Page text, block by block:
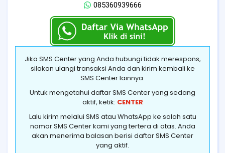
085360939666
Jika SMS Center yang Anda hubungi tidak merespons,
silakan ulangi transaksi Anda dan kirim kembali ke
SMS Center lainnya.
Untuk mengetahui daftar SMS Center yang sedang
aktif, ketik: CENTER
Lalu kirim melalui SMS atau WhatsApp ke salah satu
nomor SMS Center kami yang tertera di atas. Anda
akan menerima balasan berisi daftar SMS Center
yang aktif.